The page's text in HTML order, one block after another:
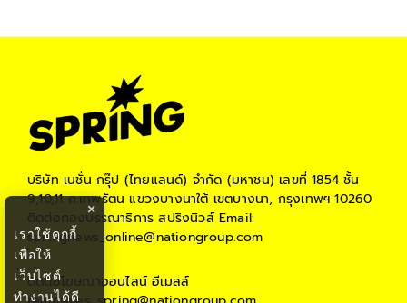
บริษัท เนชั่น กรุ๊ป (ไทยแลนด์) จำกัด (มหาชน) เลขที่ 1854 ชั้น
9,10,11 ถ.เทพรัตน แขวงบางนาใต้ เขตบางนา, กรุงเทพฯ 10260
ติดต่อกองบรรณาธิการ สปริงนิวส์Email:
springnews_online@nationgroup.com
ติดต่อโฆษณาออนไลน์ อีเมลล์
×
เราใช้คุกกี้
เพื่อให้
เว็บไซต์
ทำงานได้ดี